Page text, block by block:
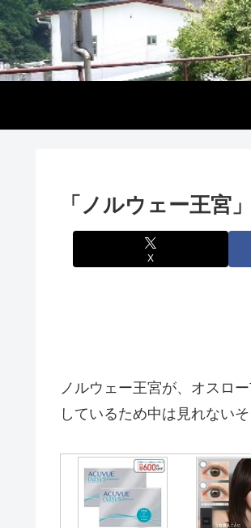
「ノルウェー王宮
X
ノルウェー王宮が、オスロ
しているため中は見れない